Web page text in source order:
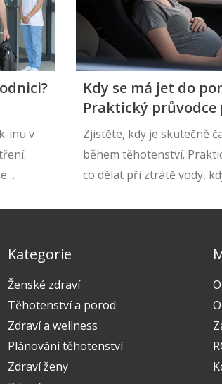
inu v
Kdy se má jet do
Praktický
mámy
Zjistěte, kdy je skutečně
během těhotenství.
co dělat při ztrátě vody,
Kategorie
Ženské zdraví
Těhotenství a porod
Zdraví a wellness
Plánování těhotenství
Zdraví ženy